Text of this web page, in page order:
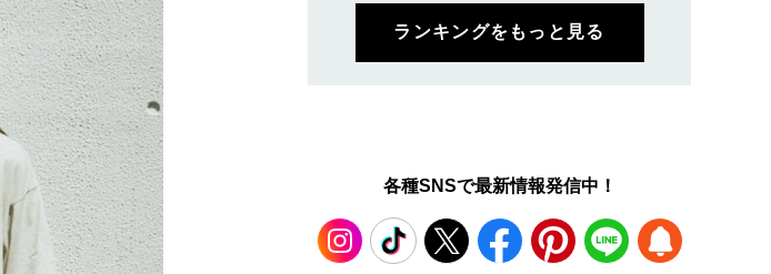
ランキングをもっと見る
各種SNSで最新情報発信中！